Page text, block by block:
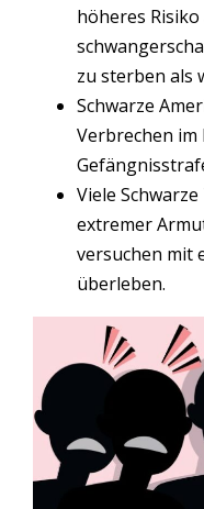
höheres Risiko
zu sterben als
Schwarze
Verbrechen im
Viele
extremer
versuchen mit
überleben.